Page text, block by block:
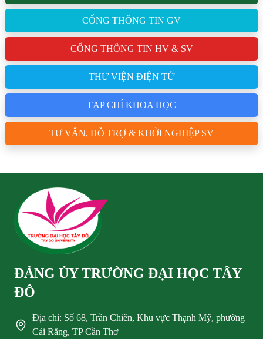
CỔNG THÔNG TIN GV
CỔNG THÔNG TIN HV & SV
THƯ VIỆN ĐIỆN TỬ
TẠP CHÍ KHOA HỌC
TƯ VẤN, HỖ TRỢ & KHỞI NGHIỆP SV
ĐẢNG ỦY TRƯỜNG ĐẠI HỌC TÂY
ĐÔ
Địa chỉ: Số 68, Trần Chiên, Khu vực Thạnh Mỹ, phường
Cái Răng, TP Cần Thơ